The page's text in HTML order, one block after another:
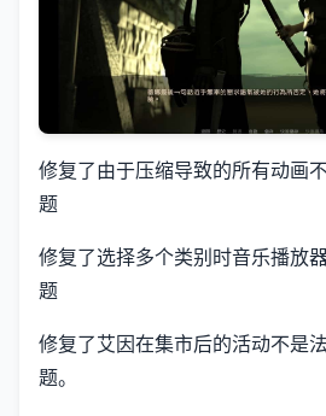
修复了由于压缩导致的所有动画
题
修复了选择多个类别时音乐播放
题
修复了艾因在集市后的活动不是
题。